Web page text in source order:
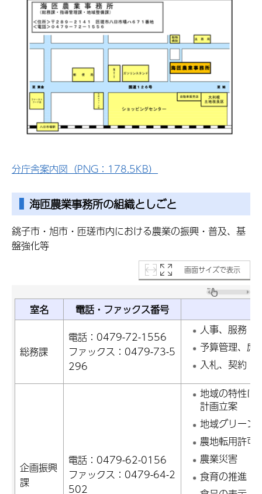
分庁舎案内図（PNG：178.5KB）
海匝農業事務所の組織としごと
銚子市・旭市・匝瑳市内における農業の振興・普及、基
盤強化等
画面サイズで表示
室名 電話・ファックス番号
総務課
電話：0479-72-1556
ファックス：0479-73-5
296
人事、服務
予算管理、庶
入札、契約
企画振興
課
電話：0479-62-0156
ファックス：0479-64-2
502
地域の特性に
計画立案
地域グリーン
農地転用許可
農業災害
食育の推進